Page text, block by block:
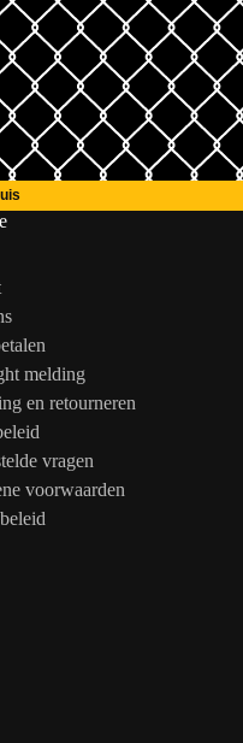
melding
en retourneren
vragen
voorwaarden